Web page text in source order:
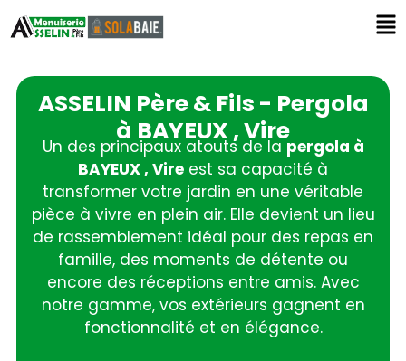
ASSELIN Père & Fils - Pergola
à BAYEUX , Vire
Un des principaux atouts de la pergola à
BAYEUX , Vire est sa capacité à
transformer votre jardin en une véritable
pièce à vivre en plein air. Elle devient un lieu
de rassemblement idéal pour des repas en
famille, des moments de détente ou
encore des réceptions entre amis. Avec
notre gamme, vos extérieurs gagnent en
fonctionnalité et en élégance.